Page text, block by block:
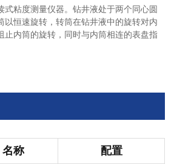
式粘度测量仪器。钻井液处于两个同心圆
以恒速旋转，转筒在钻井液中的旋转对内
止内筒的旋转，同时与内筒相连的表盘指
名称 配置